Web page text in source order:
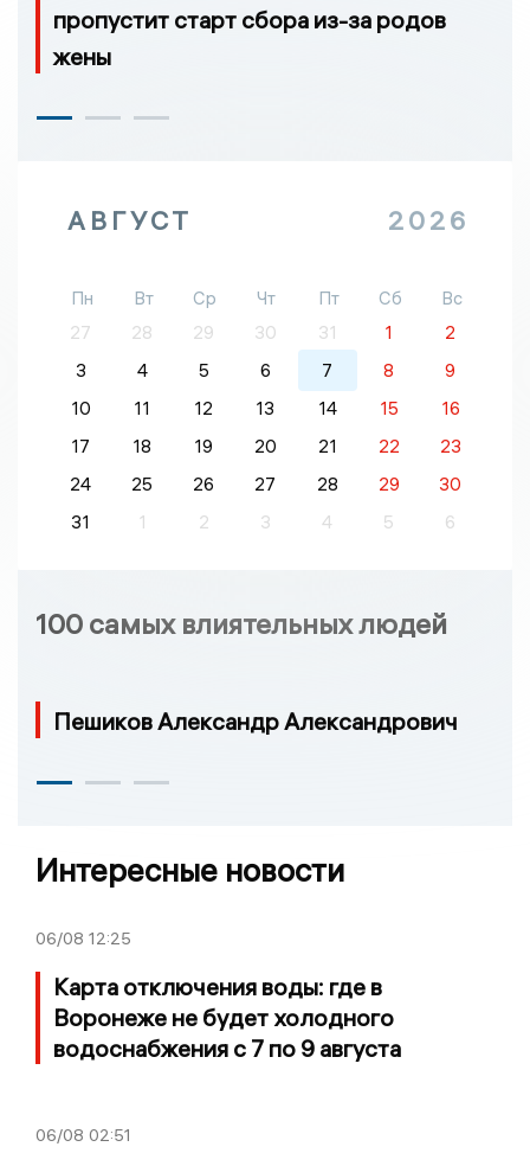
пропустит старт сбора из-за родов
жены
АВГУСТ 2026
Пн Вт Ср Чт Пт Сб
Вс
27
28 29 30 31 1
2
3
4 5 6 7 8
9
10
11 12 13 14 15
16
17
18 19 20 21 22
23
24
25 26 27 28 29
30
31
1 2 3 4 5 6
100 самых влиятельных людей
Пешиков Александр Александрович
Интересные новости
06/08 12:25
Карта отключения воды: где в
Воронеже не будет холодного
водоснабжения с 7 по 9 августа
06/08 02:51